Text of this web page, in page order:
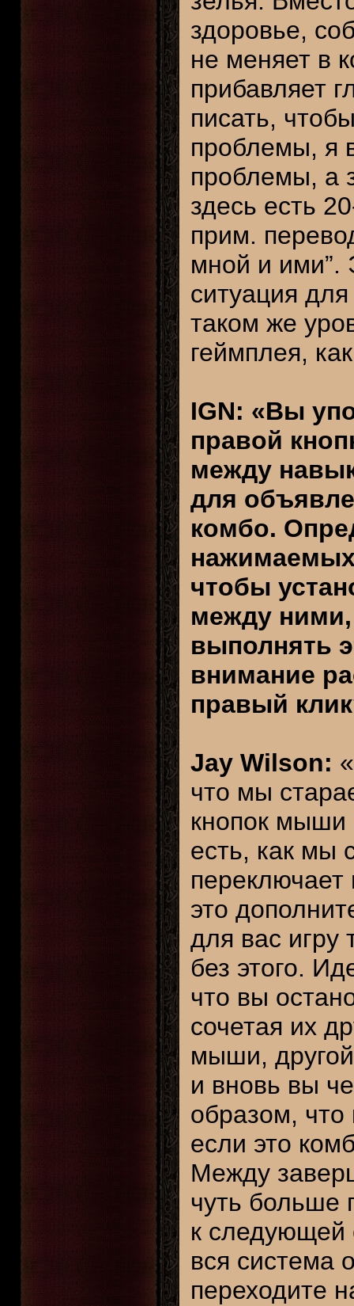
здоровье,
не меняет в
прибавляет
писать,
проблемы, я
проблемы, а
здесь есть
прим.
мной и ими”.
ситуация
таком же
геймплея,
IGN: «Вы
правой
между
для
комбо.
чтобы
между
выполнять
внимание
правый
Jay Wilson:
что мы
кнопок мыши
есть, как мы
это
для вас игру
без этого.
что вы
сочетая их
мыши,
и вновь вы
образом,
если это
Между
чуть больше
к следующей
вся система
переходите